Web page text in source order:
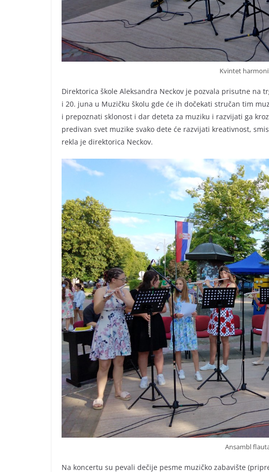
Kvintet
Direktorica škole Aleksandra Neckov je pozvala prisutne na
i 20. juna u Muzičku školu gde će ih dočekati stručan tim
i prepoznati sklonost i dar deteta za muziku i razvijati ga
predivan svet muzike svako dete će razvijati kreativnost,
rekla je direktorica Neckov.
Ansambl
Na koncertu su pevali dečije pesme muzičko zabavište